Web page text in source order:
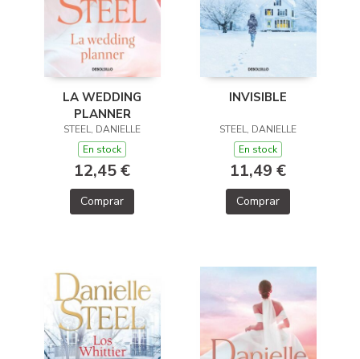
LA WEDDING
PLANNER
STEEL, DANIELLE
En stock
12,45 €
Comprar
INVISIBLE
STEEL, DANIELLE
En stock
11,49 €
Comprar